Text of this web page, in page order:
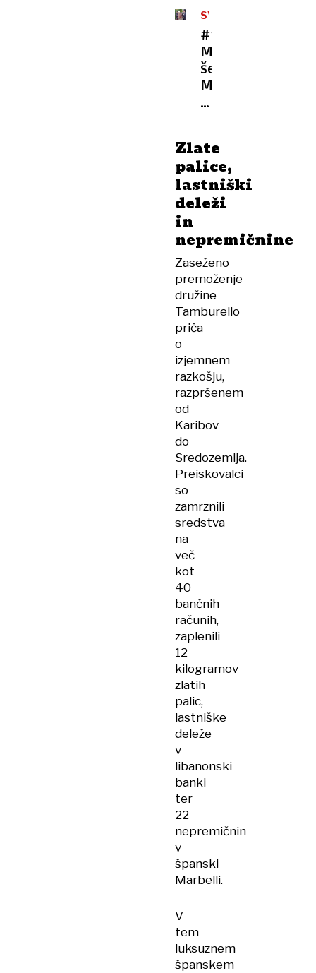
SVET
#video
Mafijski
šef
Matteo
Messina
ženskar,
ki
je
napolnil
Zlate
palice,
lastniški
deleži
in
nepremičnine
Zaseženo
premoženje
družine
Tamburello
priča
o
izjemnem
razkošju,
razpršenem
od
Karibov
do
Sredozemlja.
Preiskovalci
so
zamrznili
sredstva
na
več
kot
40
bančnih
računih,
zaplenili
12
kilogramov
zlatih
palic,
lastniške
deleže
v
libanonski
banki
ter
22
nepremičnin
v
španski
Marbelli.
V
tem
luksuznem
španskem